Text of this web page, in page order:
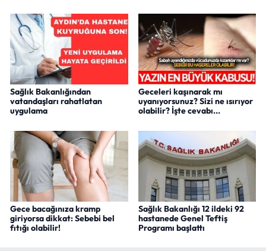
Sağlık Bakanlığından
vatandaşları rahatlatan
uygulama
Geceleri kaşınarak mı
uyanıyorsunuz? Sizi ne ısırıyor
olabilir? İşte cevabı...
Gece bacağınıza kramp
giriyorsa dikkat: Sebebi bel
fıtığı olabilir!
Sağlık Bakanlığı 12 ildeki 92
hastanede Genel Teftiş
Programı başlattı